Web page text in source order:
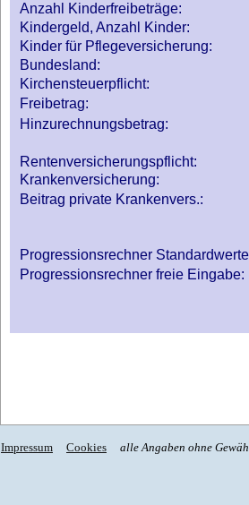
Anzahl Kinderfreibeträge:
Kindergeld, Anzahl Kinder:
Kinder für Pflegeversicherung:
Bundesland:
Kirchensteuerpflicht:
Freibetrag:
Hinzurechnungsbetrag:
Rentenversicherungspflicht:
Krankenversicherung:
Beitrag private Krankenvers.:
Progressionsrechner
Progressionsrechner freie Eingabe:
Impressum Cookies alle Angaben ohne